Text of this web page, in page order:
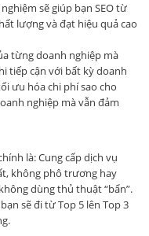
sẽ giúp bạn SEO từ
lượng và đạt hiệu quả cao
từng doanh nghiệp mà
tiếp cận với bất kỳ doanh
ưu hóa chi phí sao cho
nghiệp mà vẫn đảm
là: Cung cấp dịch vụ
không phô trương hay
dùng thủ thuật “bẩn”.
sẽ đi từ Top 5 lên Top 3